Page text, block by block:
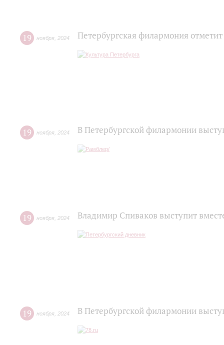
19 ноября 2024 Петербургская филармония
19 ноября 2024 В Петербургской филармонии
19 ноября 2024 Владимир Спиваков выступит
19 ноября 2024 В Петербургской филармонии